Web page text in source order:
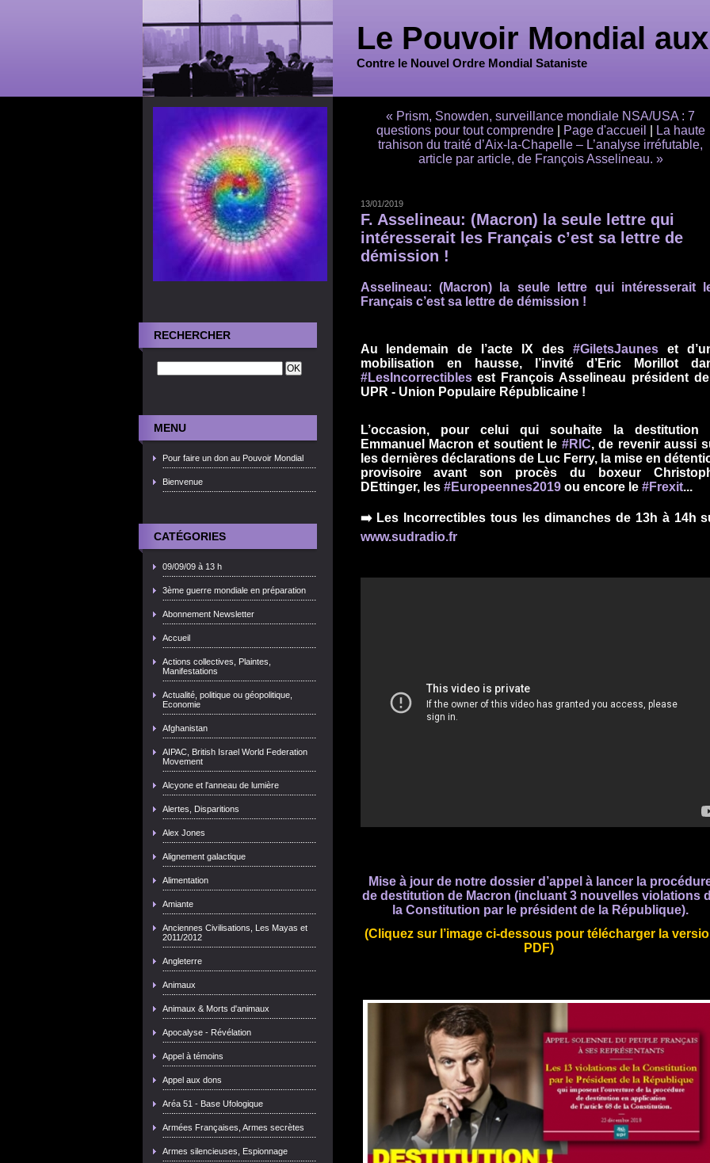
Le Pouvoir Mondial
Contre le Nouvel Ordre Mondial Sataniste
RECHERCHER
MENU
Pour faire un don au Pouvoir Mondial
Bienvenue
CATÉGORIES
09/09/09 à 13 h
3ème guerre mondiale en préparation
Abonnement Newsletter
Accueil
Actions collectives, Plaintes,
Manifestations
Actualité, politique ou géopolitique,
Economie
Afghanistan
AIPAC, British Israel World Federation
Movement
Alcyone et l'anneau de lumière
Alertes, Disparitions
Alex Jones
Alignement galactique
Alimentation
Amiante
Anciennes Civilisations, Les Mayas et
2011/2012
Angleterre
Animaux
Animaux & Morts d'animaux
Apocalyse - Révélation
Appel à témoins
Appel aux dons
Aréa 51 - Base Ufologique
Armées Françaises, Armes secrètes
Armes silencieuses, Espionnage
« Prism, Snowden, surveillance mondiale NSA/USA : 7
questions pour tout comprendre| Page d'accueil
La haute
trahison du traité d’Aix-la-Chapelle – L’analyse irréfutable,
article par article, de François Asselineau. »
13/01/2019
F. Asselineau: (Macron) la seule lettre qui
intéresserait les Français c’est sa lettre de
démission !
Asselineau: (Macron) la seule lettre qui intéresserait
Français c’est sa lettre de démission !
Au lendemain de l’acte IX des #GiletsJauneset
mobilisation en hausse, l’invité d’Eric Morillot
#LesIncorrectiblesest François Asselineau président de
UPR - Union Populaire Républicaine !
L’occasion, pour celui qui souhaite la destitution
Emmanuel Macron et soutient le #RIC, de revenir aussi
les dernières déclarations de Luc Ferry, la mise en
provisoire avant son procès du boxeur
DEttinger, les #Europeennes2019ou encore le #Frexit...
➡️ Les Incorrectibles tous les dimanches de 13h à 14h
www.sudradio.fr
Mise à jour de notre dossier d’appel à lancer la
de destitution de Macron (incluant 3 nouvelles violations
la Constitution par le président de la République).
(Cliquez sur l’image ci-dessous pour télécharger la
PDF)